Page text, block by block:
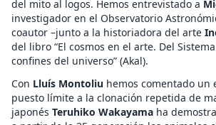
del mito al logos. Hemos entrevistado a
investigador en el Observatorio
coautor –junto a la historiadora del arte
del libro “El cosmos en el arte. Del
confines del universo” (Akal).
Con Lluís Montoliu hemos comentado un
puesto límite a la clonación repetida de
japonés Teruhiko Wakayama ha